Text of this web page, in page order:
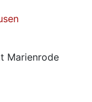
Marienrode